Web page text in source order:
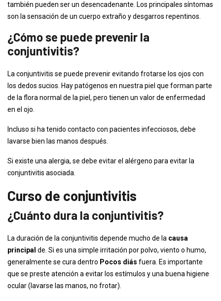
también pueden ser un desencadenante. Los principales síntomas
son la sensación de un cuerpo extraño y desgarros repentinos.
¿Cómo se puede prevenir la
conjuntivitis?
La conjuntivitis se puede prevenir evitando frotarse los ojos con
los dedos sucios. Hay patógenos en nuestra piel que forman parte
de la flora normal de la piel, pero tienen un valor de enfermedad
en el ojo.
Incluso si ha tenido contacto con pacientes infecciosos, debe
lavarse bien las manos después.
Si existe una alergia, se debe evitar el alérgeno para evitar la
conjuntivitis asociada.
Curso de conjuntivitis
¿Cuánto dura la conjuntivitis?
La duración de la conjuntivitis depende mucho de la causa
principal de. Si es una simple irritación por polvo, viento o humo,
generalmente se cura dentro Pocos diás fuera. Es importante
que se preste atención a evitar los estímulos y una buena higiene
ocular (lavarse las manos, no frotar).